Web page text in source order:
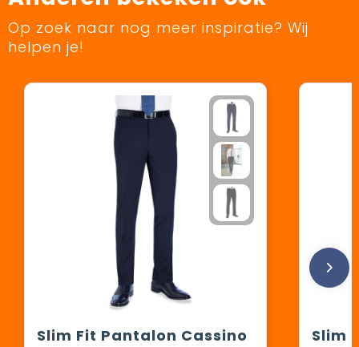
Op zoek naar nog meer inspiratie? Wij
helpen je!
Slim Fit Pantalon Cassino Slim